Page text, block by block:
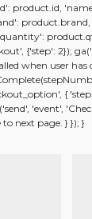
product.id,
{'step': 2});
when user has
{
'event',
next page. } }); }